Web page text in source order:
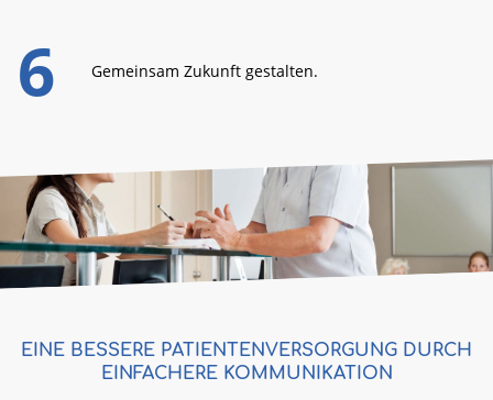
Gemeinsam Zukunft gestalten.
EINE BESSERE PATIENTEN­VERSORGUNG DURCH
EIN­FACHERE KOMMUNI­KATION